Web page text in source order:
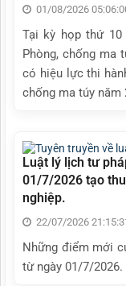
01/08/2026
Tại kỳ họp thứ
Phòng, chống ma
có hiệu lực thi
chống ma túy năm
Luật lý lịch tư
01/7/2026 tạo
nghiệp.
22/07/2026
Những điểm mới
từ ngày 01/7/2026.